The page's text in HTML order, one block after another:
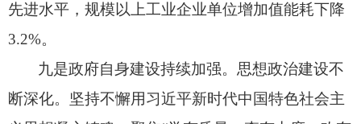
先进水平， 规模以上工业企业单位增加值能耗下降
3.2%。
九是政府自身建设持续加强。 思想政治建设不
断深化。 坚持不懈用习近平新时代中国特色社会主